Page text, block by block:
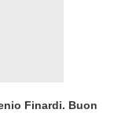
Finardi. Buon